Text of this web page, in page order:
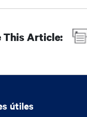
This Article:
útiles
útiles